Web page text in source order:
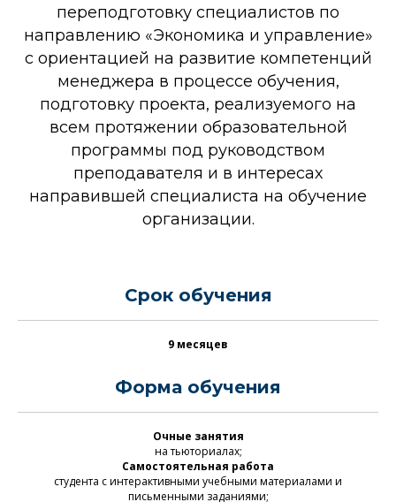
переподготовку специалистов по
направлению «Экономика и управление»
с ориентацией на развитие компетенций
менеджера в процессе обучения,
подготовку проекта, реализуемого на
всем протяжении образовательной
программы под руководством
преподавателя и в интересах
направившей специалиста на обучение
организации.
Срок обучения
9 месяцев
Форма обучения
Очные занятия
на тьюториалах;
Самостоятельная работа
студента с интерактивными учебными материалами и
письменными заданиями;